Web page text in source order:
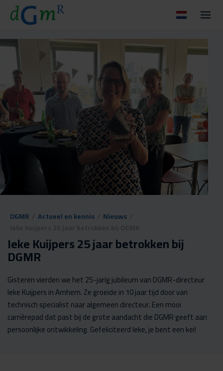
DGMR Actueel en kennis Nieuws
Ieke Kuijpers 25 jaar betrokken bij
DGMR
Gisteren vierden we het 25-jarig jubileum van DGMR-directeur
Ieke Kuijpers in Arnhem. Ze groeide in 10 jaar tijd door van
technisch specialist naar algemeen directeur. Een mooi
carrièrepad dat past bij de grote aandacht die DGMR geeft aan
persoonlijke ontwikkeling. Gefeliciteerd Ieke, je bent een kei!